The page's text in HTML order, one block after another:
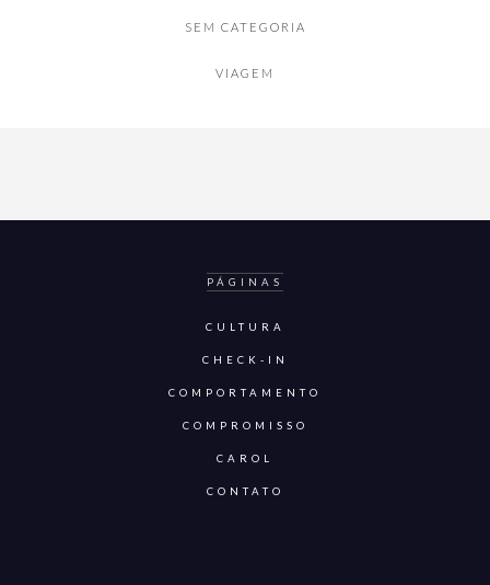
SEM CATEGORIA
VIAGEM
PÁGINAS
CULTURA
CHECK-IN
COMPORTAMENTO
COMPROMISSO
CAROL
CONTATO